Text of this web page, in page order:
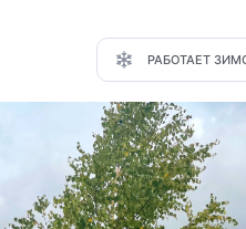
РАБОТАЕТ